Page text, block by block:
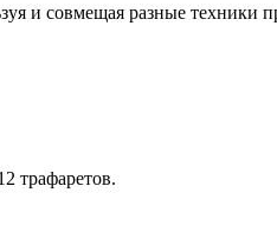
и совмещая разные
трафаретов.